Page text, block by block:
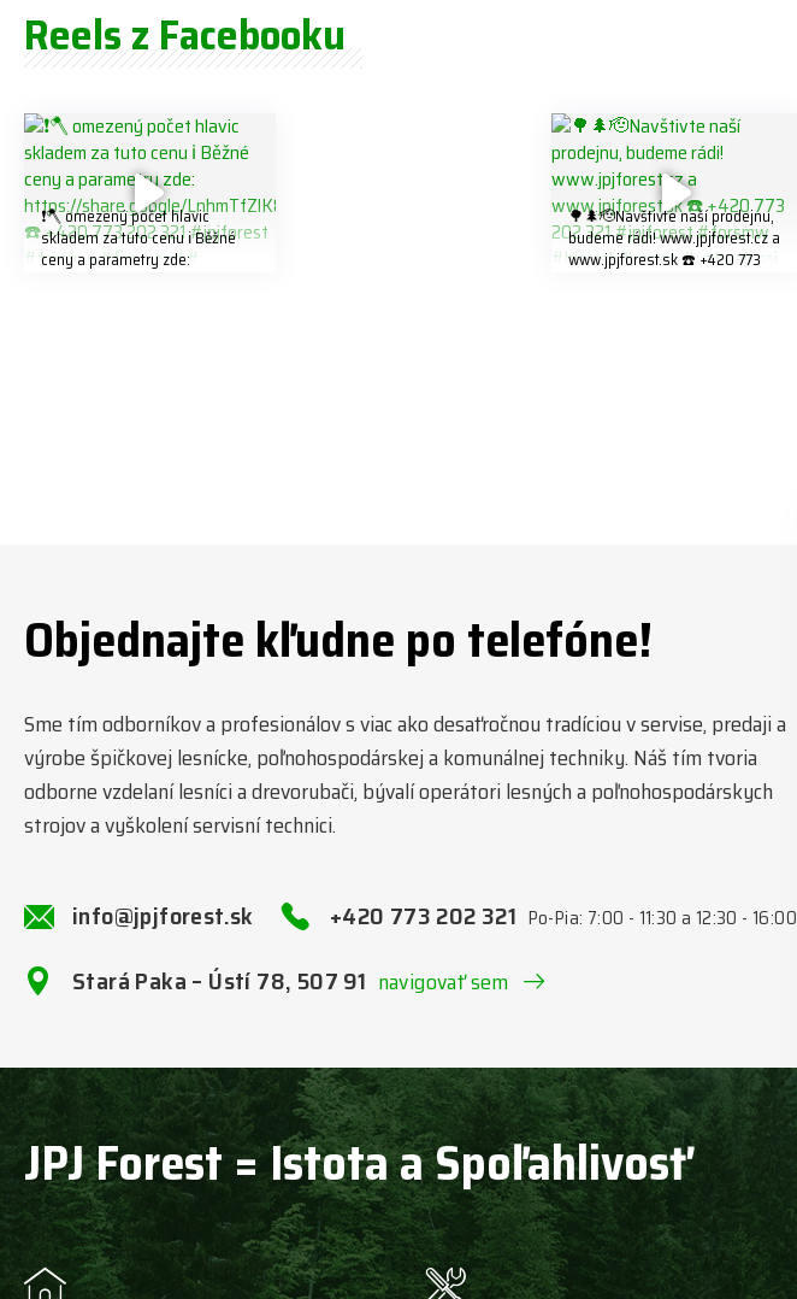
Reels z Facebooku
❗️🪓 omezený počet hlavic
skladem za tuto cenu ℹ️ Běžné
ceny a parametry zde:
🌳🌲🫡Navštivte naší prodejnu,
budeme rádi! www.jpjforest.cz a
www.jpjforest.sk ☎️ +420 773
Objednajte kľudne po telefóne!
Sme tím odborníkov a profesionálov s viac ako desaťročnou tradíciou v servise, predaji a
výrobe špičkovej lesnícke, poľnohospodárskej a komunálnej techniky. Náš tím tvoria
odborne vzdelaní lesníci a drevorubači, bývalí operátori lesných a poľnohospodárskych
strojov a vyškolení servisní technici.
info@jpjforest.sk +420 773 202 321 Po-Pia: 7:00 - 11:30 a 12:30 - 16:00
Stará Paka – Ústí 78, 507 91 navigovať sem
JPJ Forest = Istota a Spoľahlivosť